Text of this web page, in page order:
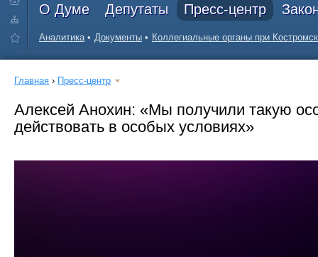
О Думе Депутаты Пресс-центр
Аналитика Документы Коллегиальные органы при
Главная › Пресс-центр
Алексей Анохин: «Мы получили такую
действовать в особых условиях»